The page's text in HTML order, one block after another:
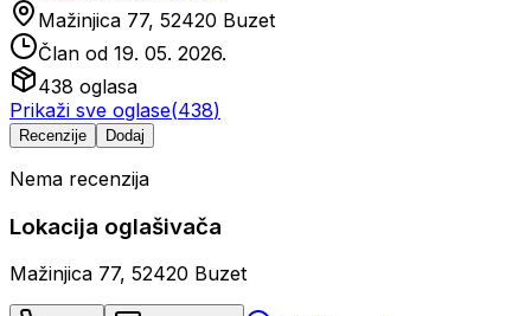
Mažinjica 77, 52420 Buzet
Član od 19. 05. 2026.
438 oglasa
Prikaži sve oglase(438)
Recenzije Dodaj
Nema recenzija
Lokacija oglašivača
Mažinjica 77, 52420 Buzet